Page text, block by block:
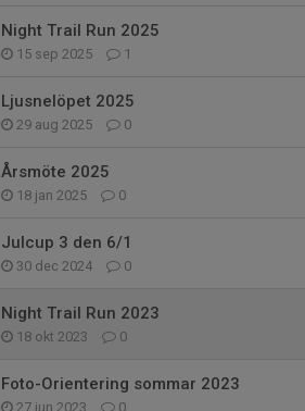
Night Trail Run 2025
15 sep 2025 1
Ljusnelöpet 2025
29 aug 2025 0
Årsmöte 2025
18 jan 2025 0
Julcup 3 den 6/1
30 dec 2024 0
Night Trail Run 2023
18 okt 2023 0
Foto-Orientering sommar 2023
27 jun 2023 0